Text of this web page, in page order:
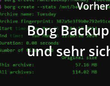
Borg
und sehr